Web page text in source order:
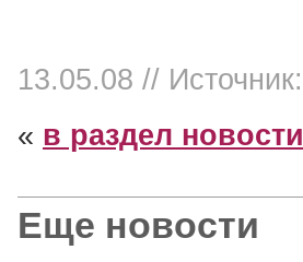
13.05.08 // Источник:
« в раздел новости
Еще новости